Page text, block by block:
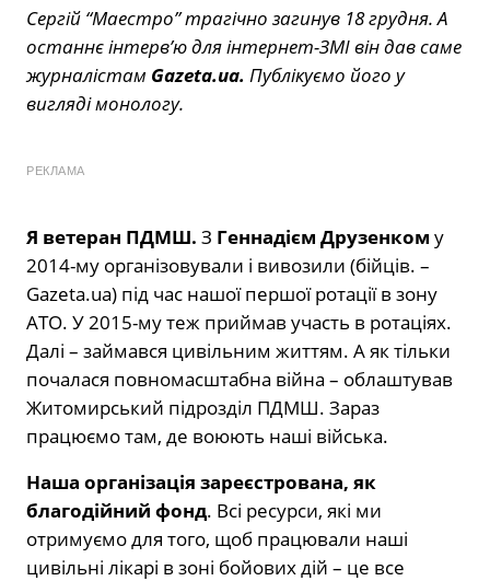
Сергій “Маестро” трагічно загинув 18 грудня. А
останнє інтерв’ю для інтернет-ЗМІ він дав саме
журналістам Gazeta.ua. Публікуємо його у
вигляді монологу.
РЕКЛАМА
Я ветеран ПДМШ. З Геннадієм Друзенком у
2014-му організовували і вивозили (бійців. –
Gazeta.ua) під час нашої першої ротації в зону
АТО. У 2015-му теж приймав участь в ротаціях.
Далі – займався цивільним життям. А як тільки
почалася повномасштабна війна – облаштував
Житомирський підрозділ ПДМШ. Зараз
працюємо там, де воюють наші війська.
Наша організація зареєстрована, як
благодійний фонд. Всі ресурси, які ми
отримуємо для того, щоб працювали наші
цивільні лікарі в зоні бойових дій – це все